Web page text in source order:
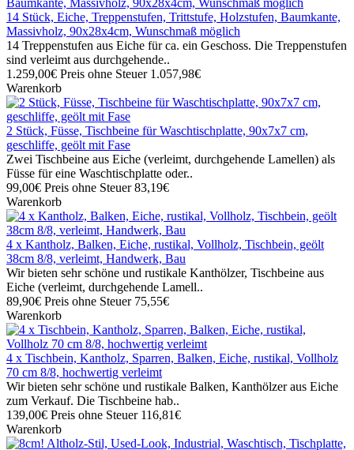
14 Stück, Eiche, Treppenstufen, Trittstufe, Holzstufen, Baumkante,
Massivholz, 90x28x4cm, Wunschmaß möglich
14 Treppenstufen aus Eiche für ca. ein Geschoss. Die Treppenstufen
sind verleimt aus durchgehende..
1.259,00€ Preis ohne Steuer 1.057,98€
Warenkorb
2 Stück, Füsse, Tischbeine für Waschtischplatte, 90x7x7 cm,
geschliffe, geölt mit Fase
Zwei Tischbeine aus Eiche (verleimt, durchgehende Lamellen) als
Füsse für eine Waschtischplatte oder..
99,00€ Preis ohne Steuer 83,19€
Warenkorb
4 x Kantholz, Balken, Eiche, rustikal, Vollholz, Tischbein, geölt
38cm 8/8, verleimt, Handwerk, Bau
Wir bieten sehr schöne und rustikale Kanthölzer, Tischbeine aus
Eiche (verleimt, durchgehende Lamell..
89,90€ Preis ohne Steuer 75,55€
Warenkorb
4 x Tischbein, Kantholz, Sparren, Balken, Eiche, rustikal, Vollholz
70 cm 8/8, hochwertig verleimt
Wir bieten sehr schöne und rustikale Balken, Kanthölzer aus Eiche
zum Verkauf. Die Tischbeine hab..
139,00€ Preis ohne Steuer 116,81€
Warenkorb